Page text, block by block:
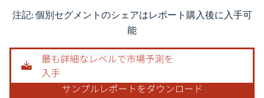
画像 © Mordor Intelligence。再利用にはCC BY 4.0の表示が必要です。
注記: 個別セグメントのシェアはレポート購入後に入手可
能